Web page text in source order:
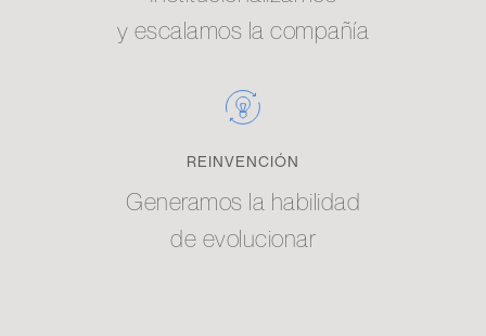
y escalamos la compañía
REINVENCIÓN
Generamos la habilidad
de evolucionar